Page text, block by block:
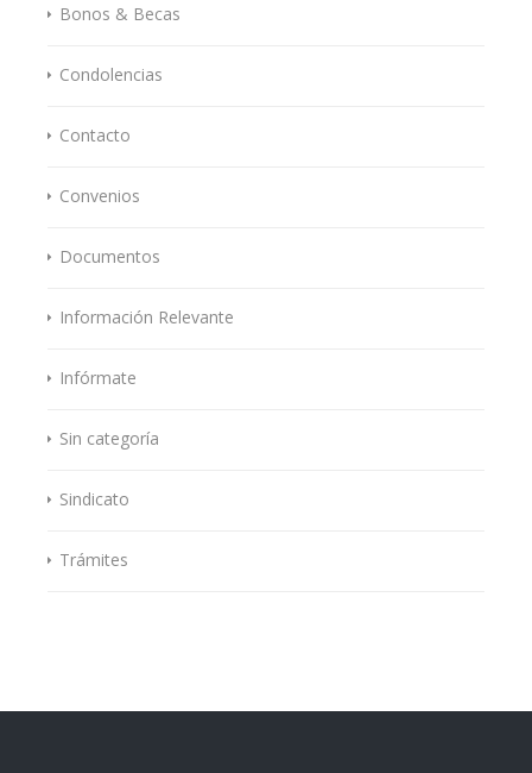
Bonos & Becas
Condolencias
Contacto
Convenios
Documentos
Información Relevante
Infórmate
Sin categoría
Sindicato
Trámites